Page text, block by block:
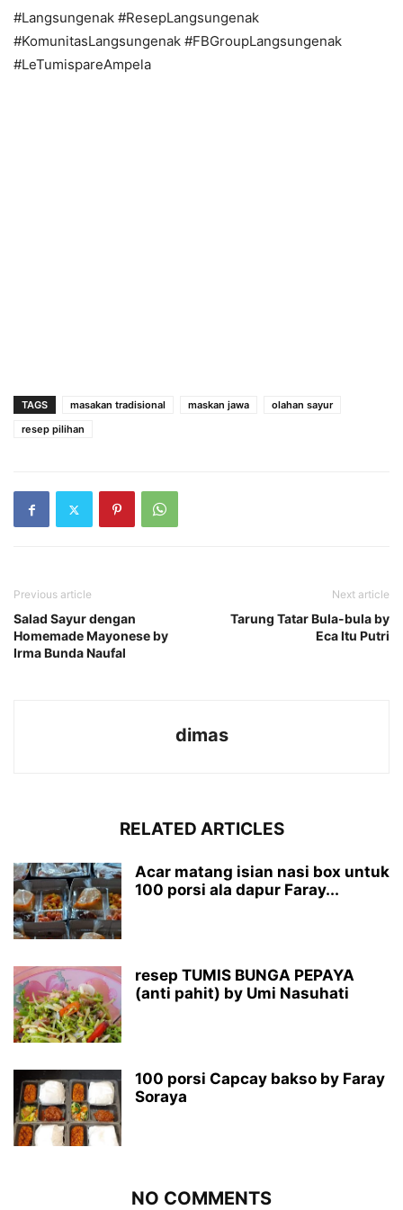
#Langsungenak #ResepLangsungenak
#KomunitasLangsungenak #FBGroupLangsungenak
#LeTumispareAmpela
TAGS masakan tradisional maskan jawa
olahan sayur
resep pilihan
Previous article
Salad Sayur dengan
Homemade Mayonese by
Irma Bunda Naufal
Next article
Tarung Tatar Bula-bula by
Eca Itu Putri
dimas
RELATED ARTICLES
Acar matang isian nasi box untuk
100 porsi ala dapur Faray...
resep TUMIS BUNGA PEPAYA
(anti pahit) by Umi Nasuhati
100 porsi Capcay bakso by Faray
Soraya
NO COMMENTS